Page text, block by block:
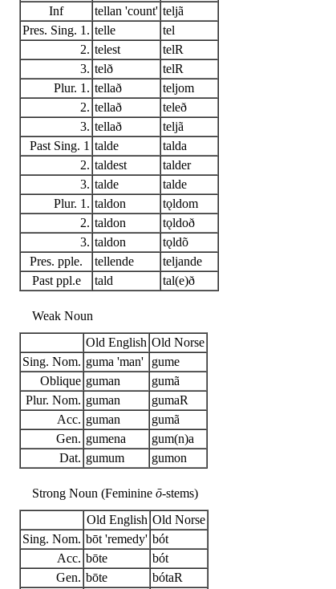
Inf
tellan 'count' teljã
Pres. Sing. 1. telle
tel
2. telest
telR
3. telð
telR
Plur. 1. tellað
teljom
2. tellað
teleð
3. tellað
teljã
Past Sing. 1 talde
talda
2. taldest
talder
3. talde
talde
Plur. 1. taldon
tǫldom
2. taldon
tǫldoð
3. taldon
tǫldõ
Pres. pple.
tellende
teljande
Past ppl.e
tald tal(e)ð
Weak Noun
Old English Old Norse
Sing. Nom. guma 'man'
gume
Oblique guman
gumã
Plur. Nom. guman
gumaR
Acc. guman
gumã
Gen. gumena
gum(n)a
Dat. gumum gumon
Strong Noun (Feminine ō-stems)
Old English Old Norse
Sing. Nom. bōt 'remedy' bót
Acc. bōte
bót
Gen. bōte
bótaR